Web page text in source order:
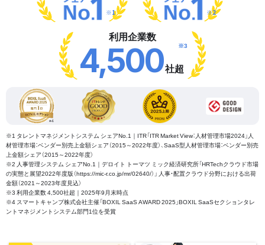
※1 ※2
利用企業数
4,500社超
※3
※1 タレントマネジメントシステム シェアNo.1｜ITR「ITR Market View：人材管理市場2024」人
材管理市場：ベンダー別売上金額シェア（2015～2022年度）、SaaS型人材管理市場：ベンダー別売
上金額シェア（2015～2022年度）
※2 人事管理システム シェアNo.1｜デロイト トーマツ ミック経済研究所「HRTechクラウド市場
の実態と展望2022年度版（https://mic-r.co.jp/mr/02640/）」 人事・配置クラウド分野における出荷
金額（2021～2023年度見込）
※3 利用企業数 4,500社超｜2025年9月末時点
※4 スマートキャンプ株式会社主催「BOXIL SaaS AWARD 2025」BOXIL SaaSセクションタレ
ントマネジメントシステム部門1位を受賞